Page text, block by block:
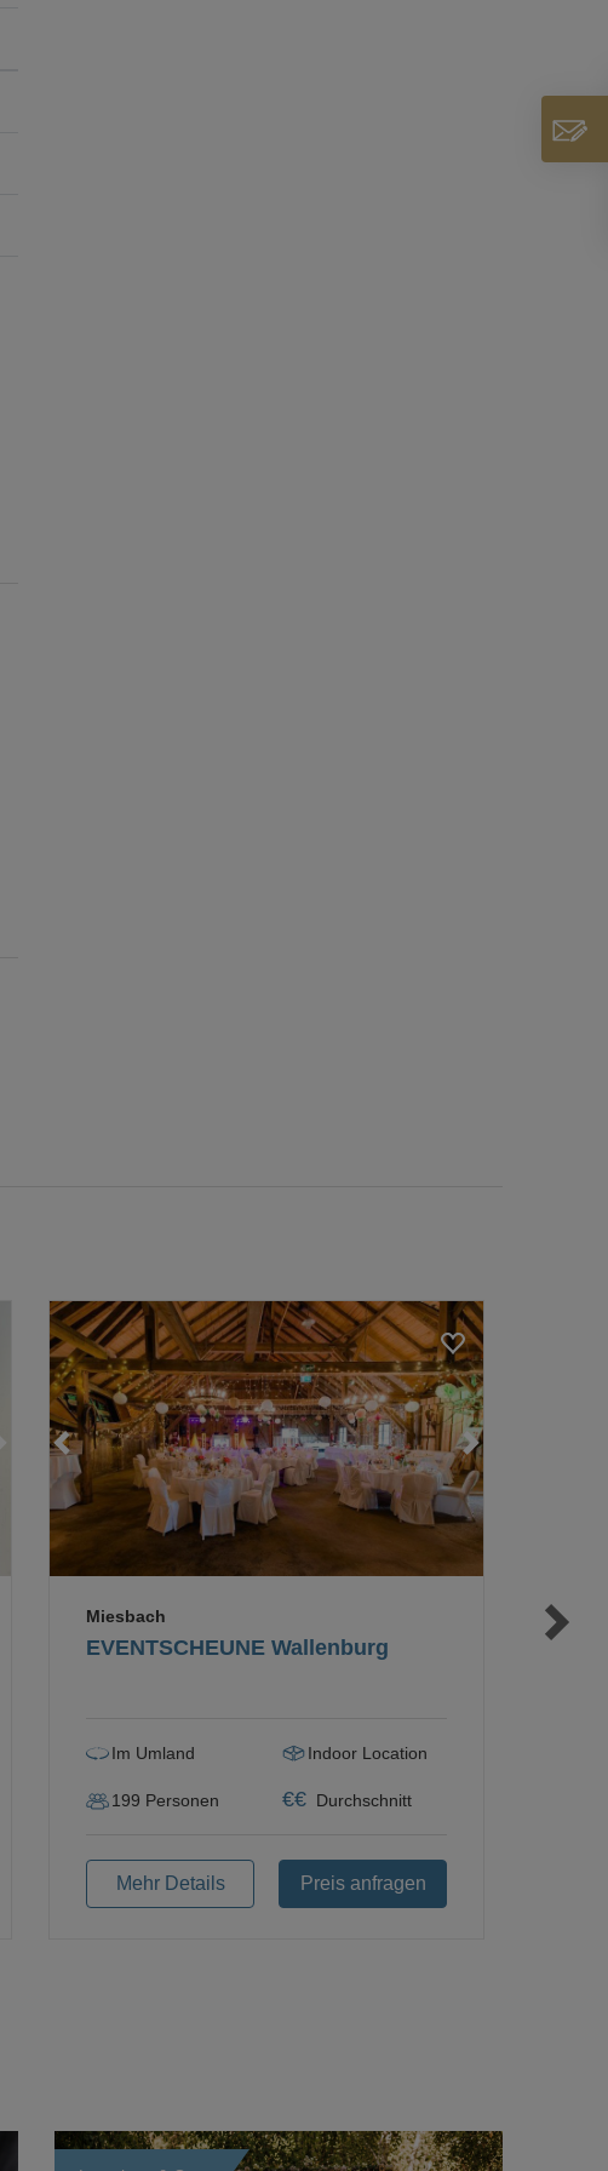
Loading... Loading... Loading...
EVENTSCHEUNE Wallenburg
Miesbach
Im Umland Indoor Location
199 Personen €€ Durchschnitt
Mehr Details Preis anfragen